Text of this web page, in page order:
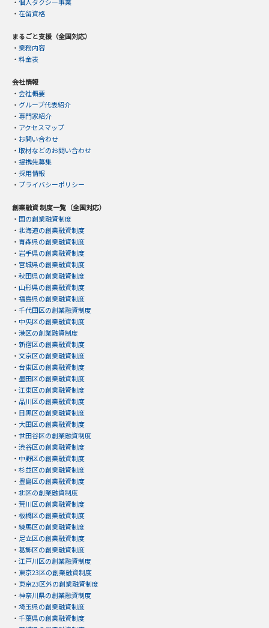
・ 個人タクシー事業
・ 在留資格
まるごと支援（全国対応）
・ 業務内容
・ 料金表
会社情報
・ 会社概要
・ グループ代表紹介
・ 専門家紹介
・ アクセスマップ
・ お問い合わせ
・ 取材などのお問い合わせ
・ 提携先募集
・ 採用情報
・ プライバシーポリシー
創業融資 制度一覧（全国対応）
・ 国の創業融資制度
・ 北海道の創業融資制度
・ 青森県の創業融資制度
・ 岩手県の創業融資制度
・ 宮城県の創業融資制度
・ 秋田県の創業融資制度
・ 山形県の創業融資制度
・ 福島県の創業融資制度
・ 千代田区の創業融資制度
・ 中央区の創業融資制度
・ 港区の創業融資制度
・ 新宿区の創業融資制度
・ 文京区の創業融資制度
・ 台東区の創業融資制度
・ 墨田区の創業融資制度
・ 江東区の創業融資制度
・ 品川区の創業融資制度
・ 目黒区の創業融資制度
・ 大田区の創業融資制度
・ 世田谷区の創業融資制度
・ 渋谷区の創業融資制度
・ 中野区の創業融資制度
・ 杉並区の創業融資制度
・ 豊島区の創業融資制度
・ 北区の創業融資制度
・ 荒川区の創業融資制度
・ 板橋区の創業融資制度
・ 練馬区の創業融資制度
・ 足立区の創業融資制度
・ 葛飾区の創業融資制度
・ 江戸川区の創業融資制度
・ 東京23区の創業融資制度
・ 東京23区外の創業融資制度
・ 神奈川県の創業融資制度
・ 埼玉県の創業融資制度
・ 千葉県の創業融資制度